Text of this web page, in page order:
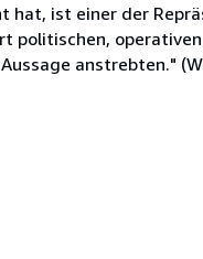
hat, ist einer der
politischen,
anstrebten."